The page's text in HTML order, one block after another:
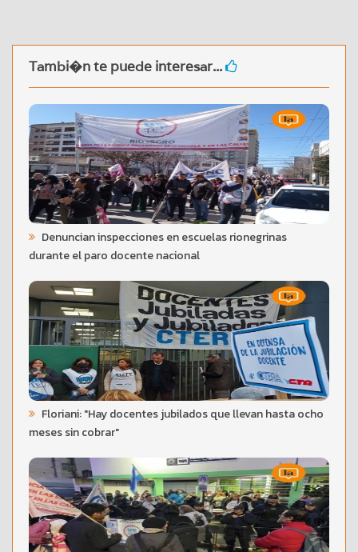
Tambi�n te puede interesar...
Denuncian inspecciones en escuelas rionegrinas
durante el paro docente nacional
Floriani: "Hay docentes jubilados que llevan hasta ocho
meses sin cobrar"